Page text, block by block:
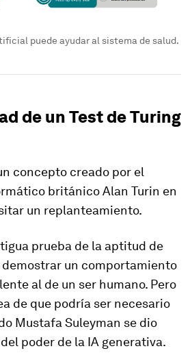
puede ayudar al sistema de salud.
de un Test de Turing
concepto creado por el
británico Alan Turin en
un replanteamiento.
prueba de la aptitud de
demostrar un comportamiento
al de un ser humano. Pero
de que podría ser necesario
Mustafa Suleyman se dio
poder de la IA generativa.